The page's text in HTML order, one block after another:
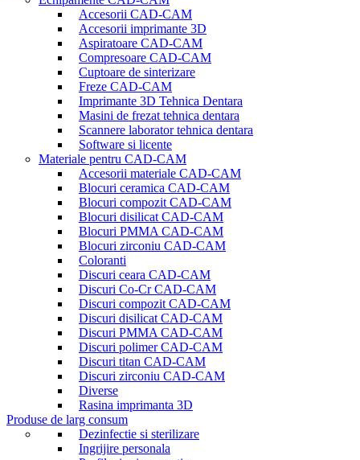
Accesorii CAD-CAM
Accesorii imprimante 3D
Aspiratoare CAD-CAM
Compresoare CAD-CAM
Cuptoare de sinterizare
Freze CAD-CAM
Imprimante 3D Tehnica Dentara
Masini de frezat tehnica dentara
Scannere laborator tehnica dentara
Software si licente
Materiale pentru CAD-CAM
Accesorii materiale CAD-CAM
Blocuri ceramica CAD-CAM
Blocuri compozit CAD-CAM
Blocuri disilicat CAD-CAM
Blocuri PMMA CAD-CAM
Blocuri zirconiu CAD-CAM
Coloranti
Discuri ceara CAD-CAM
Discuri Co-Cr CAD-CAM
Discuri compozit CAD-CAM
Discuri disilicat CAD-CAM
Discuri PMMA CAD-CAM
Discuri polimer CAD-CAM
Discuri titan CAD-CAM
Discuri zirconiu CAD-CAM
Diverse
Rasina imprimanta 3D
Produse de larg consum
Dezinfectie si sterilizare
Ingrijire personala